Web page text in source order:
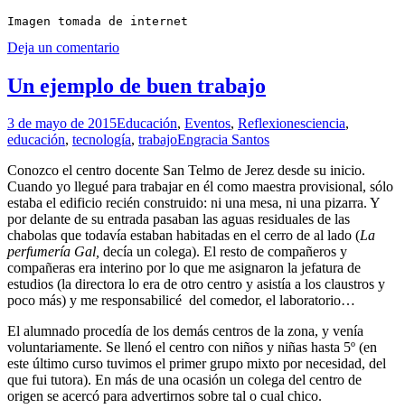
Imagen tomada de internet
Deja un comentario
Un ejemplo de buen trabajo
3 de mayo de 2015Educación, Eventos, Reflexionesciencia,
educación, tecnología, trabajoEngracia Santos
Conozco el centro docente San Telmo de Jerez desde su inicio.
Cuando yo llegué para trabajar en él como maestra provisional, sólo
estaba el edificio recién construido: ni una mesa, ni una pizarra. Y
por delante de su entrada pasaban las aguas residuales de las
chabolas que todavía estaban habitadas en el cerro de al lado (La
perfumería Gal, decía un colega). El resto de compañeros y
compañeras era interino por lo que me asignaron la jefatura de
estudios (la directora lo era de otro centro y asistía a los claustros y
poco más) y me responsabilicé del comedor, el laboratorio…
El alumnado procedía de los demás centros de la zona, y venía
voluntariamente. Se llenó el centro con niños y niñas hasta 5º (en
este último curso tuvimos el primer grupo mixto por necesidad, del
que fui tutora). En más de una ocasión un colega del centro de
origen se acercó para advertirnos sobre tal o cual chico.